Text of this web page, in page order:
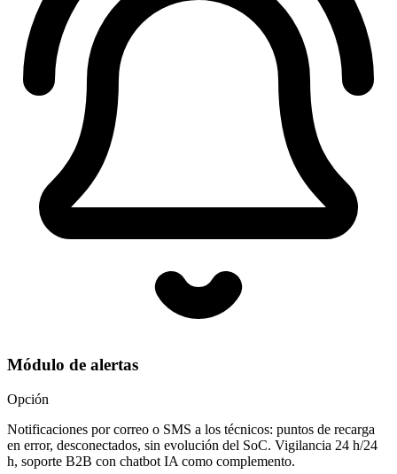
Módulo de alertas
Opción
Notificaciones por correo o SMS a los técnicos: puntos de recarga
en error, desconectados, sin evolución del SoC. Vigilancia 24 h/24
h, soporte B2B con chatbot IA como complemento.